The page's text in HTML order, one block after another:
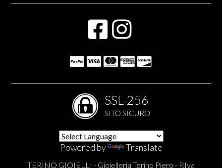
SSL-256
SITO SICURO
Powered by Translate
TERINO GIOIELLI - Gioielleria Terino Piero - P.Iva